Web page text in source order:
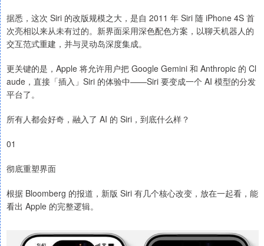
据悉，这次 Siri 的改版规模之大，是自 2011 年 Siri 随 iPhone 4S 首
次亮相以来从未有过的。新界面采用深色配色方案，以聊天机器人的
交互范式重建，并与灵动岛深度集成。
更关键的是，Apple 将允许用户把 Google Gemini 和 Anthropic 的 Cl
aude，直接「插入」Siri 的体验中——Siri 要变成一个 AI 模型的分发
平台了。
所有人都会好奇，融入了 AI 的 Siri，到底什么样？
01
彻底重塑界面
根据 Bloomberg 的报道，新版 Siri 有几个核心改变，放在一起看，能
看出 Apple 的完整逻辑。